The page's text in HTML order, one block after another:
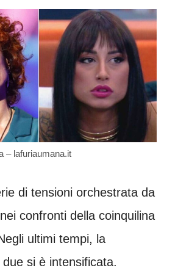
– lafuriaumana.it
di tensioni orchestrata da
confronti della coinquilina
ultimi tempi, la
si è intensificata.